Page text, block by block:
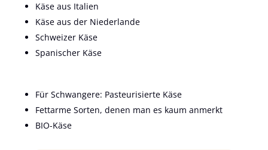
Käse aus Italien
Käse aus der Niederlande
Schweizer Käse
Spanischer Käse
Für Schwangere: Pasteurisierte Käse
Fettarme Sorten, denen man es kaum anmerkt
BIO-Käse